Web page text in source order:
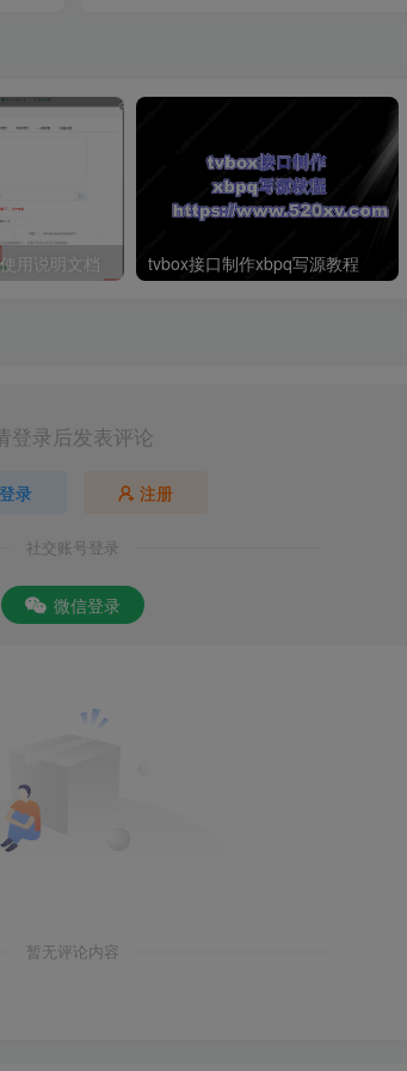
用说明文档 tvbox接口制作xbpq写源教程
登录后发表评论
登录 注册
社交账号登录
微信登录
暂无评论内容